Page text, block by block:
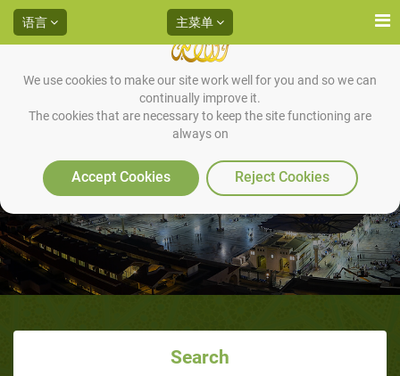
We use cookies to make our site work well for you and so we can
continually improve it.
The cookies that are necessary to keep the site functioning are
always on
Accept Cookies Reject Cookies
语言 主菜单
拜功中圣行的言辞
Search